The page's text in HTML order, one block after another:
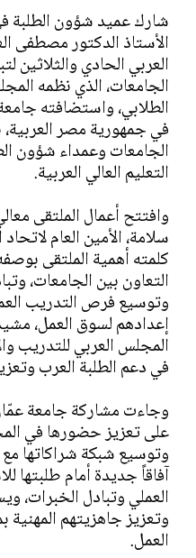
شارك عميد شؤون الطلبة
الأستاذ الدكتور مصطفى
العربي الحادي والثلاثين
الجامعات، الذي نظمه
الطلابي، واستضافته
في جمهورية مصر
الجامعات وعمداء شؤون
التعليم العالي العربية.
وافتتح أعمال الملتقى
سلامة، الأمين العام
كلمته أهمية الملتقى
التعاون بين الجامعات،
وتوسيع فرص التدريب
إعدادهم لسوق العمل،
المجلس العربي للتدريب
في دعم الطلبة العرب
وجاءت مشاركة جامعة
على تعزيز حضورها في
وتوسيع شبكة شراكاتها مع
آفاقاً جديدة أمام طلبتها
العملي وتبادل الخبرات،
وتعزيز جاهزيتهم
العمل.